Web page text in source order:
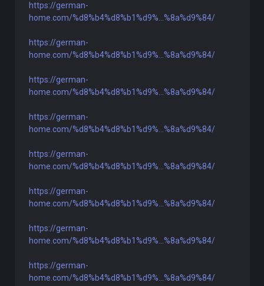
https://german-
home.com/%d8%b4%d8%b1%d9%...%8a%d9%84/
https://german-
home.com/%d8%b4%d8%b1%d9%...%8a%d9%84/
https://german-
home.com/%d8%b4%d8%b1%d9%...%8a%d9%84/
https://german-
home.com/%d8%b4%d8%b1%d9%...%8a%d9%84/
https://german-
home.com/%d8%b4%d8%b1%d9%...%8a%d9%84/
https://german-
home.com/%d8%b4%d8%b1%d9%...%8a%d9%84/
https://german-
home.com/%d8%b4%d8%b1%d9%...%8a%d9%84/
https://german-
home.com/%d8%b4%d8%b1%d9%...%8a%d9%84/